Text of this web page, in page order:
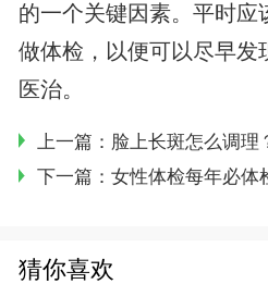
的一个关键因素。平时应
做体检，以便可以尽早发
医治。
上一篇： 脸上长斑怎么调理？方
下一篇： 女性体检每年必体检
猜你喜欢